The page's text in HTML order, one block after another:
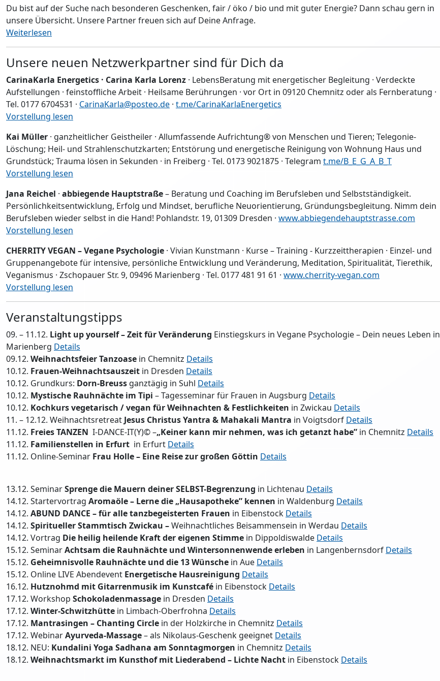
Du bist auf der Suche nach besonderen Geschenken, fair / öko / bio und mit guter Energie? Dann schau gern in
unsere Übersicht. Unsere Partner freuen sich auf Deine Anfrage.
Weiterlesen
Unsere neuen Netzwerkpartner sind für Dich da
CarinaKarla Energetics · Carina Karla Lorenz · LebensBeratung mit energetischer Begleitung · Verdeckte
Aufstellungen · feinstoffliche Arbeit · Heilsame Berührungen · vor Ort in 09120 Chemnitz oder als Fernberatung ·
Tel. 0177 6704531 · CarinaKarla@posteo.de · t.me/CarinaKarlaEnergetics
Vorstellung lesen
Kai Müller · ganzheitlicher Geistheiler · Allumfassende Aufrichtung® von Menschen und Tieren; Telegonie-
Löschung; Heil- und Strahlenschutzkarten; Entstörung und energetische Reinigung von Wohnung Haus und
Grundstück; Trauma lösen in Sekunden · in Freiberg · Tel. 0173 9021875 · Telegram t.me/B_E_G_A_B_T
Vorstellung lesen
Jana Reichel · abbiegende Hauptstraße– Beratung und Coaching im Berufsleben und Selbstständigkeit.
Persönlichkeitsentwicklung, Erfolg und Mindset, berufliche Neuorientierung, Gründungsbegleitung. Nimm dein
Berufsleben wieder selbst in die Hand! Pohlandstr. 19, 01309 Dresden · www.abbiegendehauptstrasse.com
Vorstellung lesen
CHERRITY VEGAN – Vegane Psychologie · Vivian Kunstmann · Kurse – Training - Kurzzeittherapien · Einzel- und
Gruppenangebote für intensive, persönliche Entwicklung und Veränderung, Meditation, Spiritualität, Tierethik,
Veganismus · Zschopauer Str. 9, 09496 Marienberg · Tel. 0177 481 91 61 · www.cherrity-vegan.com
Vorstellung lesen
Veranstaltungstipps
09. – 11.12. Light up yourself – Zeit für Veränderung Einstiegskurs in Vegane Psychologie – Dein neues Leben in
Marienberg Details
09.12. Weihnachtsfeier Tanzoase in Chemnitz Details
10.12. Frauen-Weihnachtsauszeit in Dresden Details
10.12. Grundkurs: Dorn-Breuss ganztägig in Suhl Details
10.12. Mystische Rauhnächte im Tipi – Tagesseminar für Frauen in Augsburg Details
10.12. Kochkurs vegetarisch / vegan für Weihnachten & Festlichkeiten in Zwickau Details
11. – 12.12. WeihnachtsretreatJesus Christus Yantra & Mahakali Mantra in Voigtsdorf Details
11.12. Freies TANZEN I-DANCE-IT(Y)© –„Keiner kann mir nehmen, was ich getanzt habe” in Chemnitz Details
11.12. Familienstellen in Erfurt in Erfurt Details
11.12. Online-Seminar Frau Holle – Eine Reise zur großen Göttin Details
13.12. SeminarSprenge die Mauern deiner SELBST-Begrenzung in Lichtenau Details
14.12. Startervortrag Aromaöle – Lerne die „Hausapotheke” kennen in Waldenburg Details
14.12. ABUND DANCE – für alle tanzbegeisterten Frauen in Eibenstock Details
14.12. Spiritueller Stammtisch Zwickau –Weihnachtliches Beisammensein in Werdau Details
14.12. Vortrag Die heilig heilende Kraft der eigenen Stimme in Dippoldiswalde Details
15.12. SeminarAchtsam die Rauhnächte und Wintersonnenwende erleben in Langenbernsdorf Details
15.12. Geheimnisvolle Rauhnächte und die 13 Wünsche in Aue Details
15.12. Online LIVE Abendevent Energetische Hausreinigung Details
16.12. Hutznohmd mit Gitarrenmusik im Kunstcafé in Eibenstock Details
17.12. Workshop Schokoladenmassage in Dresden Details
17.12. Winter-Schwitzhütte in Limbach-Oberfrohna Details
17.12. Mantrasingen – Chanting Circle in der Holzkirche in Chemnitz Details
17.12. WebinarAyurveda-Massage– als Nikolaus-Geschenk geeignet Details
18.12. NEU: Kundalini Yoga Sadhana am Sonntagmorgen in Chemnitz Details
18.12. Weihnachtsmarkt im Kunsthof mit Liederabend – Lichte Nacht in Eibenstock Details